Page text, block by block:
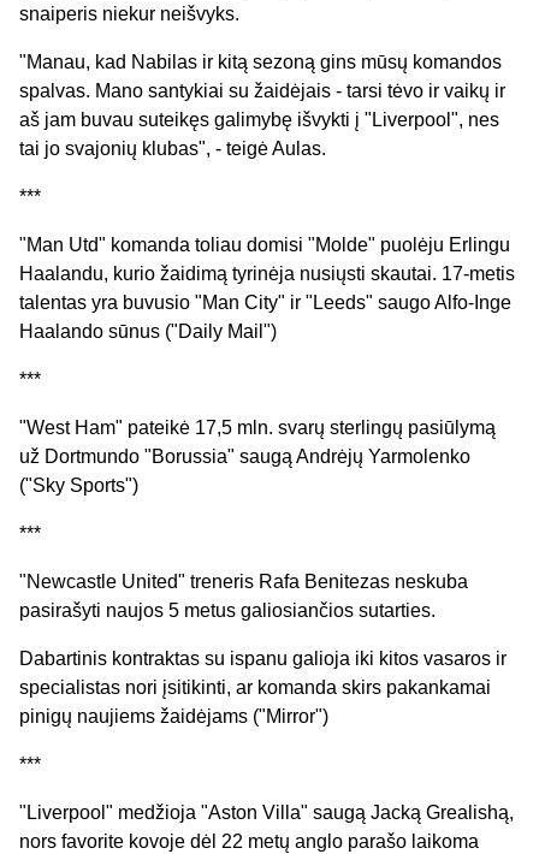
snaiperis niekur neišvyks.
"Manau, kad Nabilas ir kitą sezoną gins mūsų komandos
spalvas. Mano santykiai su žaidėjais - tarsi tėvo ir vaikų ir
aš jam buvau suteikęs galimybę išvykti į "Liverpool", nes
tai jo svajonių klubas", - teigė Aulas.
***
"Man Utd" komanda toliau domisi "Molde" puolėju Erlingu
Haalandu, kurio žaidimą tyrinėja nusiųsti skautai. 17-metis
talentas yra buvusio "Man City" ir "Leeds" saugo Alfo-Inge
Haalando sūnus ("Daily Mail")
***
"West Ham" pateikė 17,5 mln. svarų sterlingų pasiūlymą
už Dortmundo "Borussia" saugą Andrėjų Yarmolenko
("Sky Sports")
***
"Newcastle United" treneris Rafa Benitezas neskuba
pasirašyti naujos 5 metus galiosiančios sutarties.
Dabartinis kontraktas su ispanu galioja iki kitos vasaros ir
specialistas nori įsitikinti, ar komanda skirs pakankamai
pinigų naujiems žaidėjams ("Mirror")
***
"Liverpool" medžioja "Aston Villa" saugą Jacką Grealishą,
nors favorite kovoje dėl 22 metų anglo parašo laikoma